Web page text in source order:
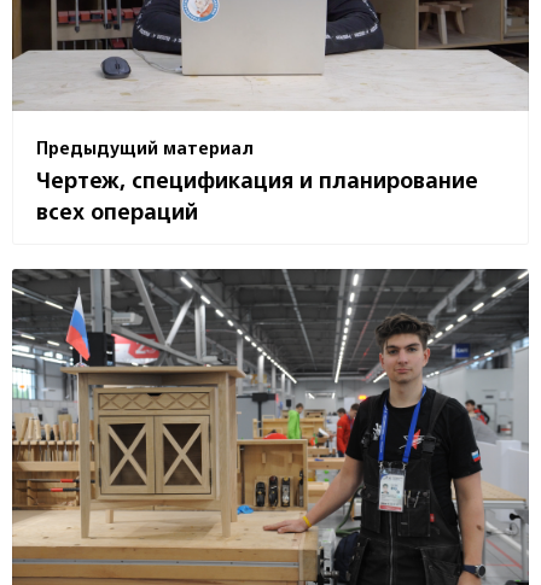
Предыдущий материал
Чертеж, спецификация и планирование
всех операций